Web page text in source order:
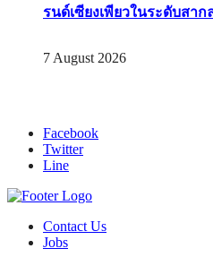
รนด์เซียงเพียวในระดับสาก
7 August 2026
Facebook
Twitter
Line
Contact Us
Jobs